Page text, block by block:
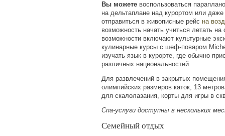
Вы можете воспользоваться
на дельтаплане над курортом или
отправиться в живописные рейс на
возможность начать учиться летать
возможности включают культурные
кулинарные курсы с шеф-поваром
изучать язык в курорте, где обычно
различных национальностей.
Для развлечений в закрытых
олимпийских размеров каток, 13
для скалолазания, корты для игры в
Спа-услуги доступны в нескольких
Семейный отдых